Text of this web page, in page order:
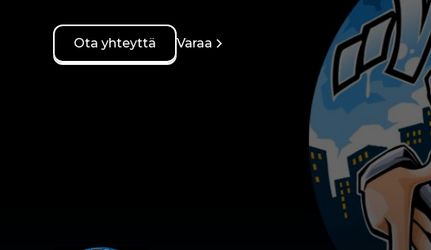
Ota yhteyttä Varaa